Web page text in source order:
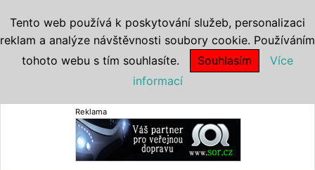
Reklama
Tento web používá k poskytování služeb, personalizaci
reklam a analýze návštěvnosti soubory cookie. Používáním
tohoto webu s tím souhlasíte.
Souhlasím
Více
informací